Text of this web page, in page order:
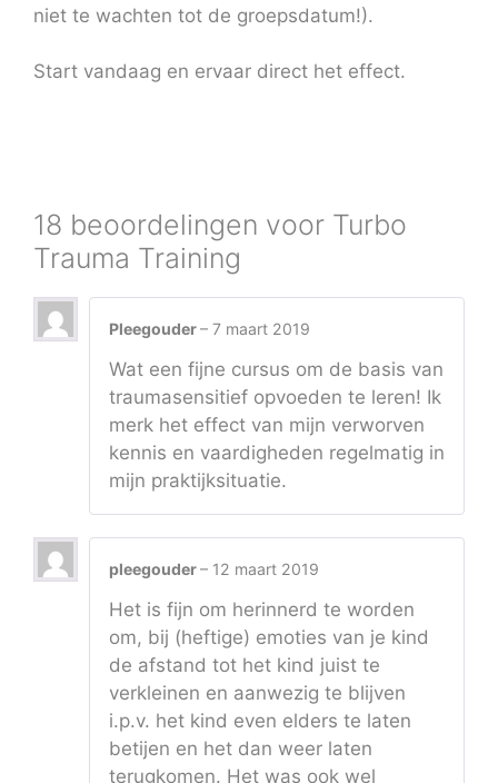
niet te wachten tot de groepsdatum!).
Start vandaag en ervaar direct het effect.
18 beoordelingen voor Turbo
Trauma Training
Pleegouder– 7 maart 2019
Wat een fijne cursus om de basis van
traumasensitief opvoeden te leren! Ik
merk het effect van mijn verworven
kennis en vaardigheden regelmatig in
mijn praktijksituatie.
pleegouder– 12 maart 2019
Het is fijn om herinnerd te worden
om, bij (heftige) emoties van je kind
de afstand tot het kind juist te
verkleinen en aanwezig te blijven
i.p.v. het kind even elders te laten
betijen en het dan weer laten
terugkomen. Het was ook wel